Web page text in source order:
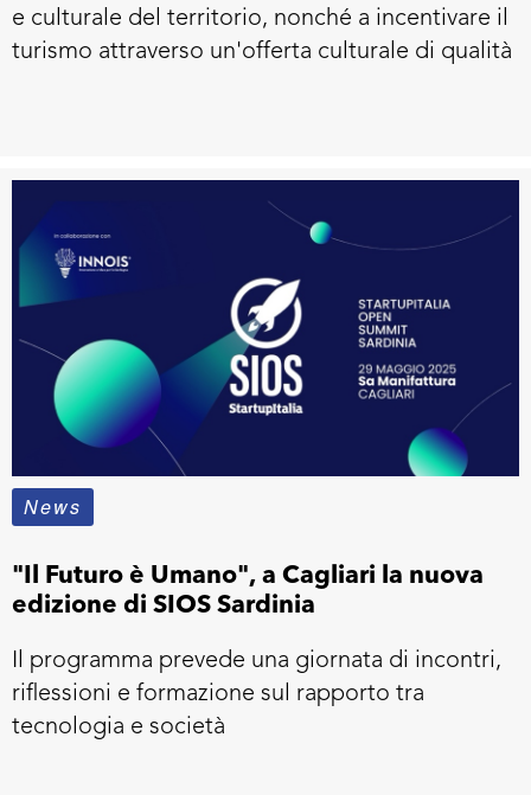
e culturale del territorio, nonché a incentivare il
turismo attraverso un'offerta culturale di qualità
News
"Il Futuro è Umano", a Cagliari la nuova
edizione di SIOS Sardinia
Il programma prevede una giornata di incontri,
riflessioni e formazione sul rapporto tra
tecnologia e società